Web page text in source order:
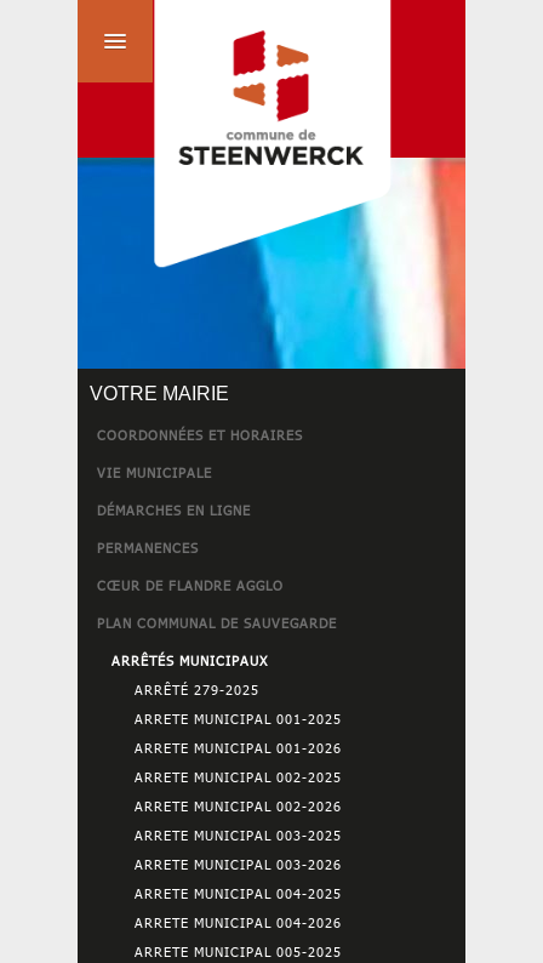
VOTRE MAIRIE
COORDONNÉES ET HORAIRES
VIE MUNICIPALE
DÉMARCHES EN LIGNE
PERMANENCES
CŒUR DE FLANDRE AGGLO
PLAN COMMUNAL DE SAUVEGARDE
ARRÊTÉS MUNICIPAUX
ARRÊTÉ 279-2025
ARRETE MUNICIPAL 001-2025
ARRETE MUNICIPAL 001-2026
ARRETE MUNICIPAL 002-2025
ARRETE MUNICIPAL 002-2026
ARRETE MUNICIPAL 003-2025
ARRETE MUNICIPAL 003-2026
ARRETE MUNICIPAL 004-2025
ARRETE MUNICIPAL 004-2026
ARRETE MUNICIPAL 005-2025